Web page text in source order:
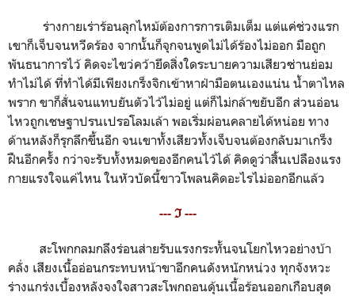
ร่างกายเร่าร้อนลุกไหม้ต้องการการเติมเต็ม แต่แค่ช่วงแรก
เขาก็เจ็บจนหวีดร้อง จากนั้นก็จุกจนพูดไม่ได้ร้องไม่ออก มือถูก
พันธนาการไว้ คิดจะไขว่คว้ายึดสิ่งใดระบายความเสียวซ่านย่อม
ทำไม่ได้ ที่ทำได้มีเพียงเกร็งจิกเข้าหาฝ่ามือตนเองแน่น น้ำตาไหล
พราก ขาก็สั่นจนแทบยันตัวไว้ไม่อยู่ แต่ก็ไม่กล้าขยับอีก ส่วนอ่อน
ไหวถูกเชษฐาปรนเปรอโลมเล้า พอเริ่มผ่อนคลายได้หน่อย ทาง
ด้านหลังก็รุกลึกขึ้นอีก จนเขาทั้งเสียวทั้งเจ็บจนต้องกลับมาเกร็ง
ฝืนอีกครั้ง กว่าจะรับทั้งหมดของอีกคนไว้ได้ คิดดูว่าสิ้นเปลืองแรง
กายแรงใจแค่ไหน ในหัวบัดนี้ขาวโพลนคิดอะไรไม่ออกอีกแล้ว
--- ℑ ---
สะโพกกลมกลึงร่อนส่ายรับแรงกระทั้นจนโยกไหวอย่างบ้า
คลั่ง เสียงเนื้ออ่อนกระทบหน้าขาอีกคนดังหนักหน่วง ทุกจังหวะ
ร่างแกร่งเบื้องหลังจงใจสาวสะโพกถอนดุ้นเนื้อร้อนออกเกือบสุด